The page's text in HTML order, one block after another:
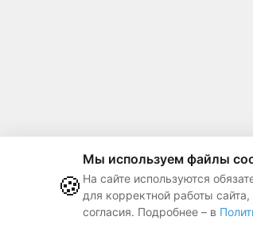
🍪
Мы используем файлы
На сайте используются
для корректной работы
согласия. Подробнее – в